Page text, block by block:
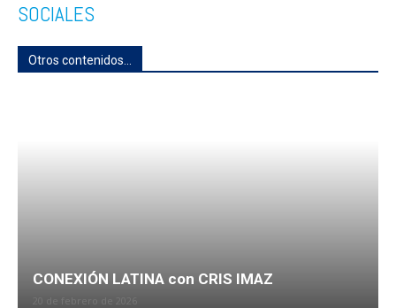
SOCIALES
Otros contenidos...
CONEXIÓN LATINA con CRIS IMAZ